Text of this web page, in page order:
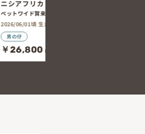
ニシアフリカトカゲモドキ
ペットワイド賀来店
2026/06/01頃 生まれ
女の仔
￥26,800 (税込￥29,480)